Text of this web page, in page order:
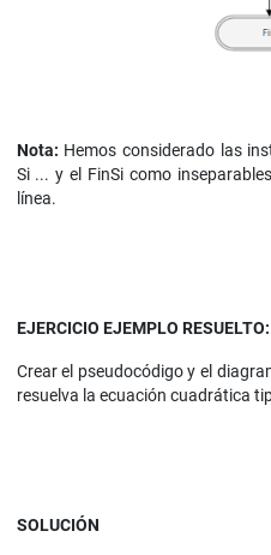
Nota: Hemos considerado las
Si ... y el FinSi como
línea.
EJERCICIO EJEMPLO
Crear el pseudocódigo y el
resuelva la ecuación cuadrática
SOLUCIÓN